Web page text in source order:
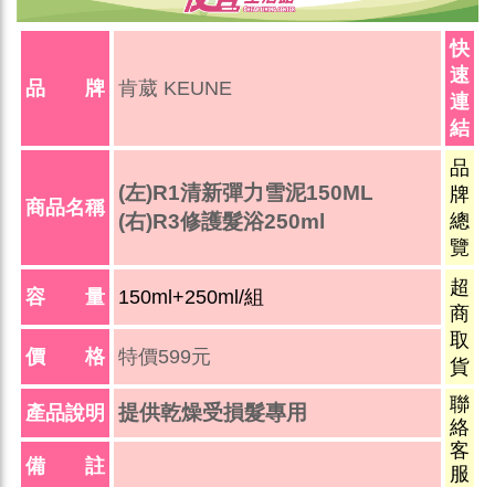
品 牌 肯葳 KEUNE
快
速
連
結
商品名稱
(左)R1清新彈力雪泥150ML
(右)R3修護髮浴250ml
品
牌
總
覽
容 量 150ml+250ml/組
超
商
取
貨
價 格 特價599元
產品說明 提供乾燥受損髮專用
聯
絡
客
服
備 註